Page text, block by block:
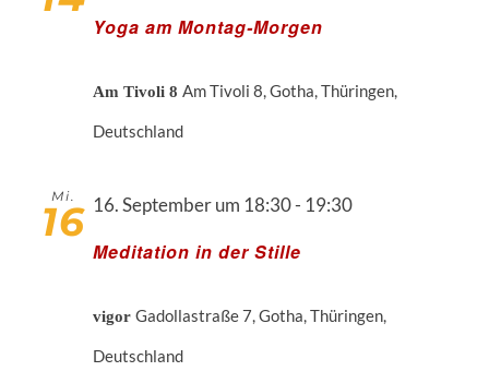
Yoga am Montag-Morgen
Am Tivoli 8Am Tivoli 8, Gotha, Thüringen,
Deutschland
Mi.
16
Meditation in der Stille
16. September um 18:30- 19:30
vigorGadollastraße 7, Gotha, Thüringen,
Deutschland